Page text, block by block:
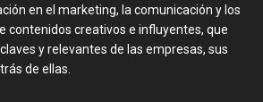
en el marketing, la comunicación y los
contenidos creativos e influyentes, que
y relevantes de las empresas, sus
de ellas.